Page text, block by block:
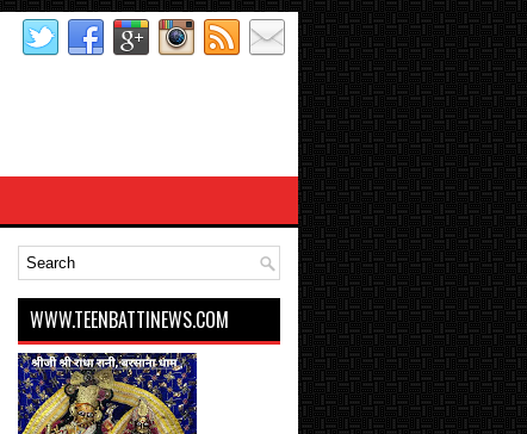
WWW.TEENBATTINEWS.COM